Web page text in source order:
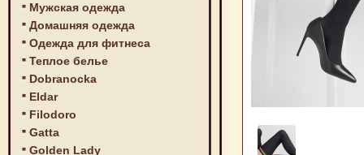
Мужская одежда
Домашняя одежда
Одежда для фитнеса
Теплое белье
Dobranocka
Eldar
Filodoro
Gatta
Golden Lady